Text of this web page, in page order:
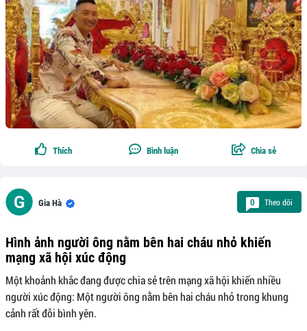
Thích Bình luận Chia sẻ
Gia Hà 0 Theo dõi
Hình ảnh người ông nằm bên hai cháu nhỏ khiến
mạng xã hội xúc động
Một khoảnh khắc đang được chia sẻ trên mạng xã hội khiến nhiều
người xúc động: Một người ông nằm bên hai cháu nhỏ trong khung
cảnh rất đỗi bình yên.